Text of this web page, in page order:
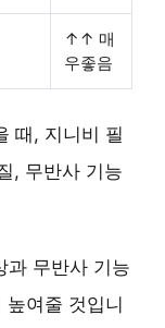
↑↑ 매
우좋음
때, 지니비 필
, 무반사 기능
과 무반사 기능
여줄 것입니